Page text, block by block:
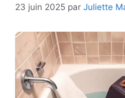
23 juin 2025 par Juliette